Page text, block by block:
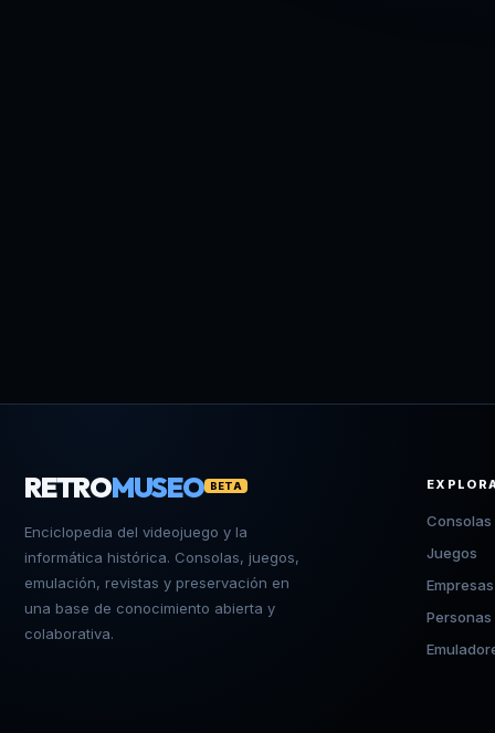
RETROMUSEO BETA
Enciclopedia del videojuego y la
informática histórica. Consolas, juegos,
emulación, revistas y preservación en
una base de conocimiento abierta y
colaborativa.
Consolas
Juegos
Empresas
Personas